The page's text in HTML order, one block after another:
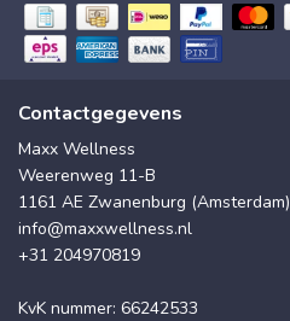
Contactgegevens
Maxx Wellness
Weerenweg 11-B
1161 AE Zwanenburg (Amsterdam)
info@maxxwellness.nl
+31 204970819
KvK nummer: 66242533